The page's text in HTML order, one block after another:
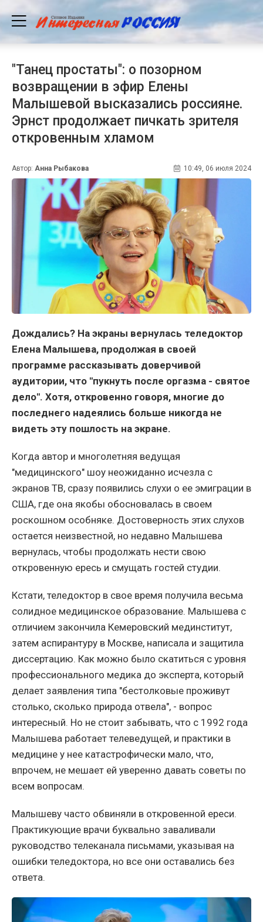
"Танец простаты": о позорном
возвращении в эфир Елены
Малышевой высказались россияне.
Эрнст продолжает пичкать зрителя
откровенным хламом
Автор: Анна Рыбакова 10:49, 06 июля 2024
Дождались? На экраны вернулась теледоктор
Елена Малышева, продолжая в своей
программе рассказывать доверчивой
аудитории, что "пукнуть после оргазма - святое
дело". Хотя, откровенно говоря, многие до
последнего надеялись больше никогда не
видеть эту пошлость на экране.
Когда автор и многолетняя ведущая
"медицинского" шоу неожиданно исчезла с
экранов ТВ, сразу появились слухи о ее эмиграции в
США, где она якобы обосновалась в своем
роскошном особняке. Достоверность этих слухов
остается неизвестной, но недавно Малышева
вернулась, чтобы продолжать нести свою
откровенную ересь и смущать гостей студии.
Кстати, теледоктор в свое время получила весьма
солидное медицинское образование. Малышева с
отличием закончила Кемеровский мединститут,
затем аспирантуру в Москве, написала и защитила
диссертацию. Как можно было скатиться с уровня
профессионального медика до эксперта, который
делает заявления типа "бестолковые проживут
столько, сколько природа отвела", - вопрос
интересный. Но не стоит забывать, что с 1992 года
Малышева работает телеведущей, и практики в
медицине у нее катастрофически мало, что,
впрочем, не мешает ей уверенно давать советы по
всем вопросам.
Малышеву часто обвиняли в откровенной ереси.
Практикующие врачи буквально заваливали
руководство телеканала письмами, указывая на
ошибки теледоктора, но все они оставались без
ответа.